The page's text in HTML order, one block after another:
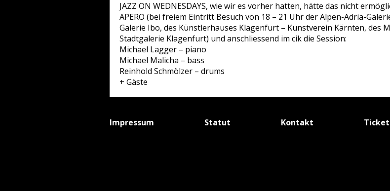
JAZZ ON WEDNESDAYS, wie wir es vorher hatten, hätte das nicht
APERO (bei freiem Eintritt Besuch von 18 – 21 Uhr der Alpen-Adria-
Galerie Ibo, des Künstlerhauses Klagenfurt – Kunstverein Kärnten, des
Stadtgalerie Klagenfurt) und anschliessend im cik die Session:
Michael Lagger – piano
Michael Malicha – bass
Reinhold Schmölzer – drums
+ Gäste
Impressum Statut Kontakt